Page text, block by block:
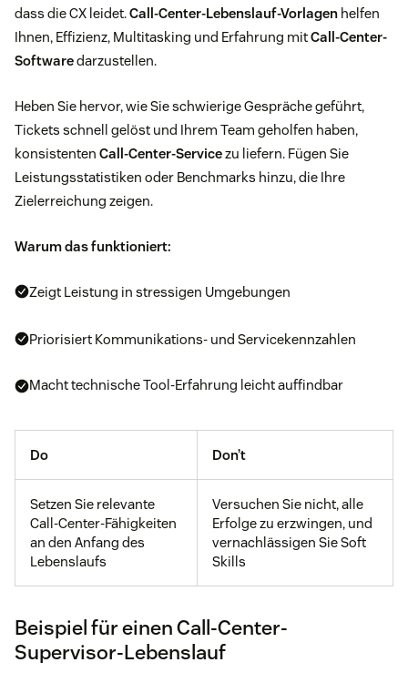
dass die CX leidet.Call-Center-Lebenslauf-Vorlagen helfen
Ihnen, Effizienz, Multitasking und Erfahrung mitCall-Center-
Softwaredarzustellen.
Heben Sie hervor, wie Sie schwierige Gespräche geführt,
Tickets schnell gelöst und Ihrem Team geholfen haben,
konsistenten Call-Center-Servicezu liefern. Fügen Sie
Leistungsstatistiken oder Benchmarks hinzu, die Ihre
Zielerreichung zeigen.
Warum das funktioniert:
Zeigt Leistung in stressigen Umgebungen
Priorisiert Kommunikations- und Servicekennzahlen
Macht technische Tool-Erfahrung leicht auffindbar
Do Don’t
Setzen Sie relevante
Call-Center-Fähigkeiten
an den Anfang des
Lebenslaufs
Versuchen Sie nicht, alle
Erfolge zu erzwingen, und
vernachlässigen Sie Soft
Skills
Beispiel für einen Call-Center-
Supervisor-Lebenslauf